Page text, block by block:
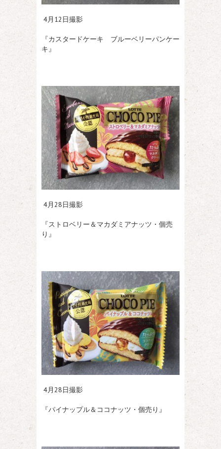
4月12日撮影
『カスタードケーキ ブルーベリーパンケー
キ』
4月28日撮影
『ストロベリー＆マカダミアナッツ・個売
り』
4月28日撮影
『パイナップル＆ココナッツ・個売り』